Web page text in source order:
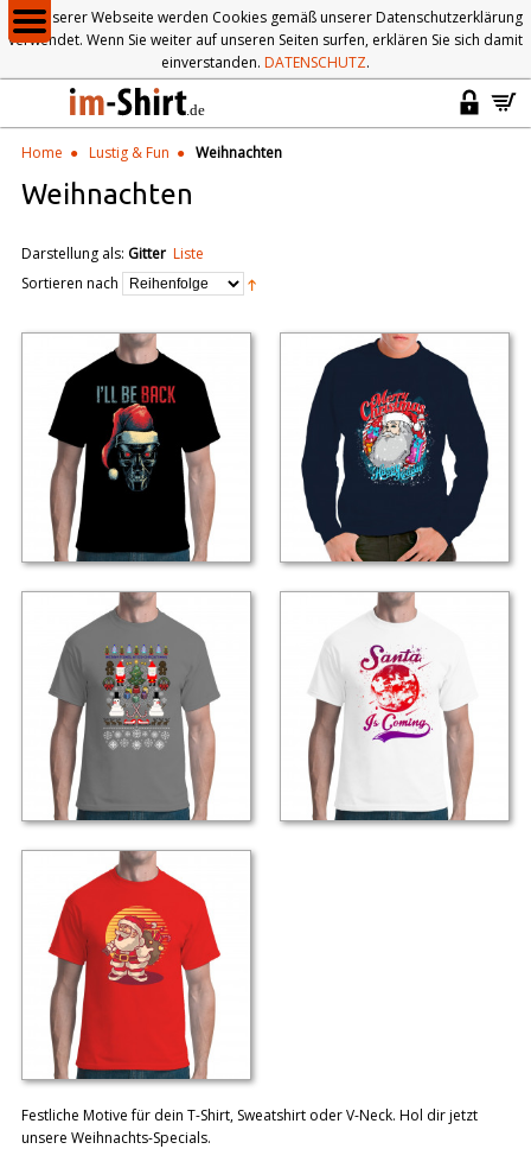
Auf unserer Webseite werden Cookies gemäß unserer Datenschutzerklärung
verwendet. Wenn Sie weiter auf unseren Seiten surfen, erklären Sie sich damit
einverstanden. DATENSCHUTZ.
Home Lustig & Fun Weihnachten
Weihnachten
Festliche Motive für dein T-Shirt, Sweatshirt oder V-Neck. Hol dir jetzt
unsere Weihnachts-Specials.
Darstellung als: Gitter Liste
Sortieren nach